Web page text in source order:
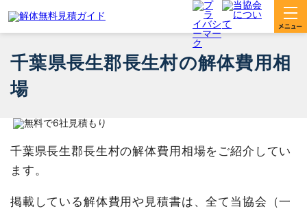
千葉県長生郡長生村の解体費用相
場
千葉県長生郡長生村の解体費用相場をご紹介してい
ます。
掲載している解体費用や見積書は、全て当協会（一